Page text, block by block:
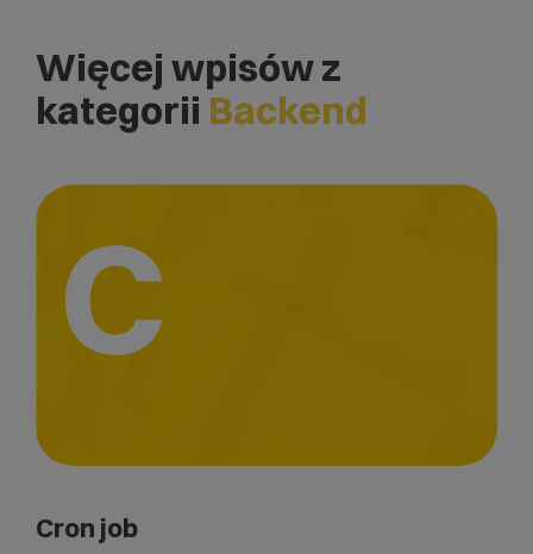
Więcej wpisów z
kategorii Backend
C
Cron job